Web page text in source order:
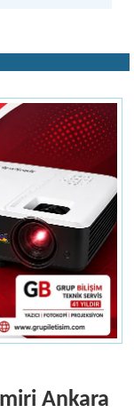
Ankara